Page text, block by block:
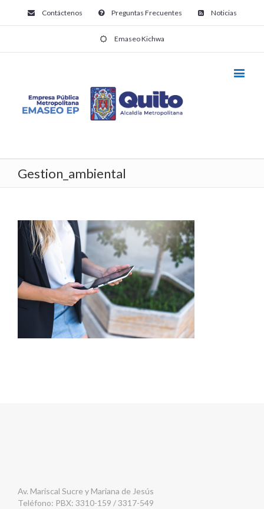
Contáctenos Preguntas Frecuentes Noticias
Emaseo Kichwa
Gestion_ambiental
Av. Mariscal Sucre y Mariana de Jesús
Teléfono: PBX: 3310-159 / 3317-549